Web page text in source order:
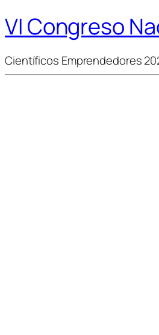
VI Congreso
Científicos Emprendedores